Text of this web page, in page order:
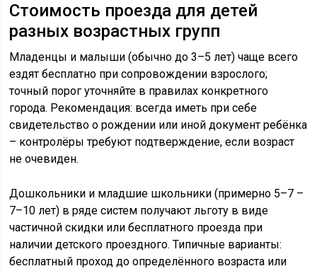
Стоимость проезда для детей
разных возрастных групп
Младенцы и малыши (обычно до 3–5 лет) чаще всего
ездят бесплатно при сопровождении взрослого;
точный порог уточняйте в правилах конкретного
города. Рекомендация: всегда иметь при себе
свидетельство о рождении или иной документ ребёнка
– контролёры требуют подтверждение, если возраст
не очевиден.
Дошкольники и младшие школьники (примерно 5–7 –
7–10 лет) в ряде систем получают льготу в виде
частичной скидки или бесплатного проезда при
наличии детского проездного. Типичные варианты:
бесплатный проход до определённого возраста или